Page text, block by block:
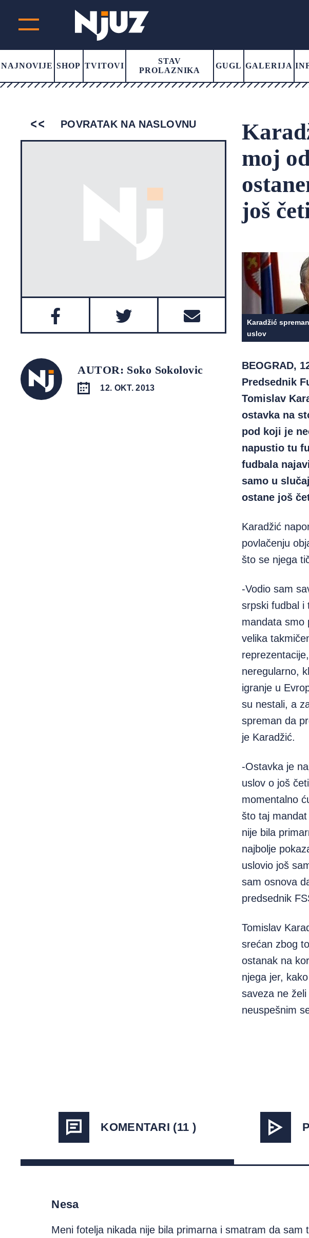
NAJNOVIJE SHOP TVITOVI
STAV
PROLAZNIKA
GUGL GALERIJA
POVRATAK NA NASLOVNU
AUTOR: Soko Sokolovic
12. OKT. 2013
moj
još
Karadžić
uslov
BEOGRAD,
Predsednik
Tomislav
ostavka na
pod koji je
napustio tu
fudbala
samo u
ostane još
Karadžić
povlačenju
što se njega
-Vodio sam
srpski fudbal i
mandata smo
velika
neregularno,
igranje u
su nestali, a
spreman da
je Karadžić.
-Ostavka je
uslov o još
momentalno
što taj
nije bila
najbolje
uslovio još
sam osnova
predsednik
Tomislav
srećan zbog
ostanak na
njega jer,
saveza ne
neuspešnim
KOMENTARI (11 )
Nesa
Meni fotelja nikada nije bila primarna i smatram da sam